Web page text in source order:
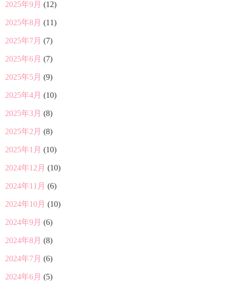
2025年9月 (12)
2025年8月 (11)
2025年7月 (7)
2025年6月 (7)
2025年5月 (9)
2025年4月 (10)
2025年3月 (8)
2025年2月 (8)
2025年1月 (10)
2024年12月 (10)
2024年11月 (6)
2024年10月 (10)
2024年9月 (6)
2024年8月 (8)
2024年7月 (6)
2024年6月 (5)